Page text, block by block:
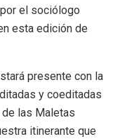
el sociólogo
esta edición de
presente con la
y coeditadas
las Maletas
itinerante que